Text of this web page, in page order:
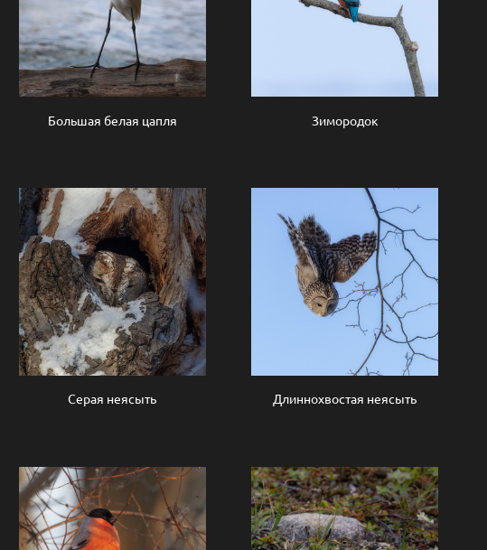
Большая белая цапля Зимородок
Серая неясыть Длиннохвостая неясыть